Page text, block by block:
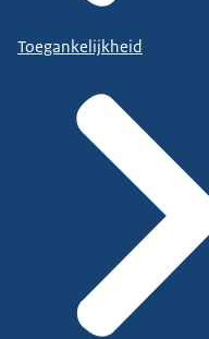
Toegankelijkheid